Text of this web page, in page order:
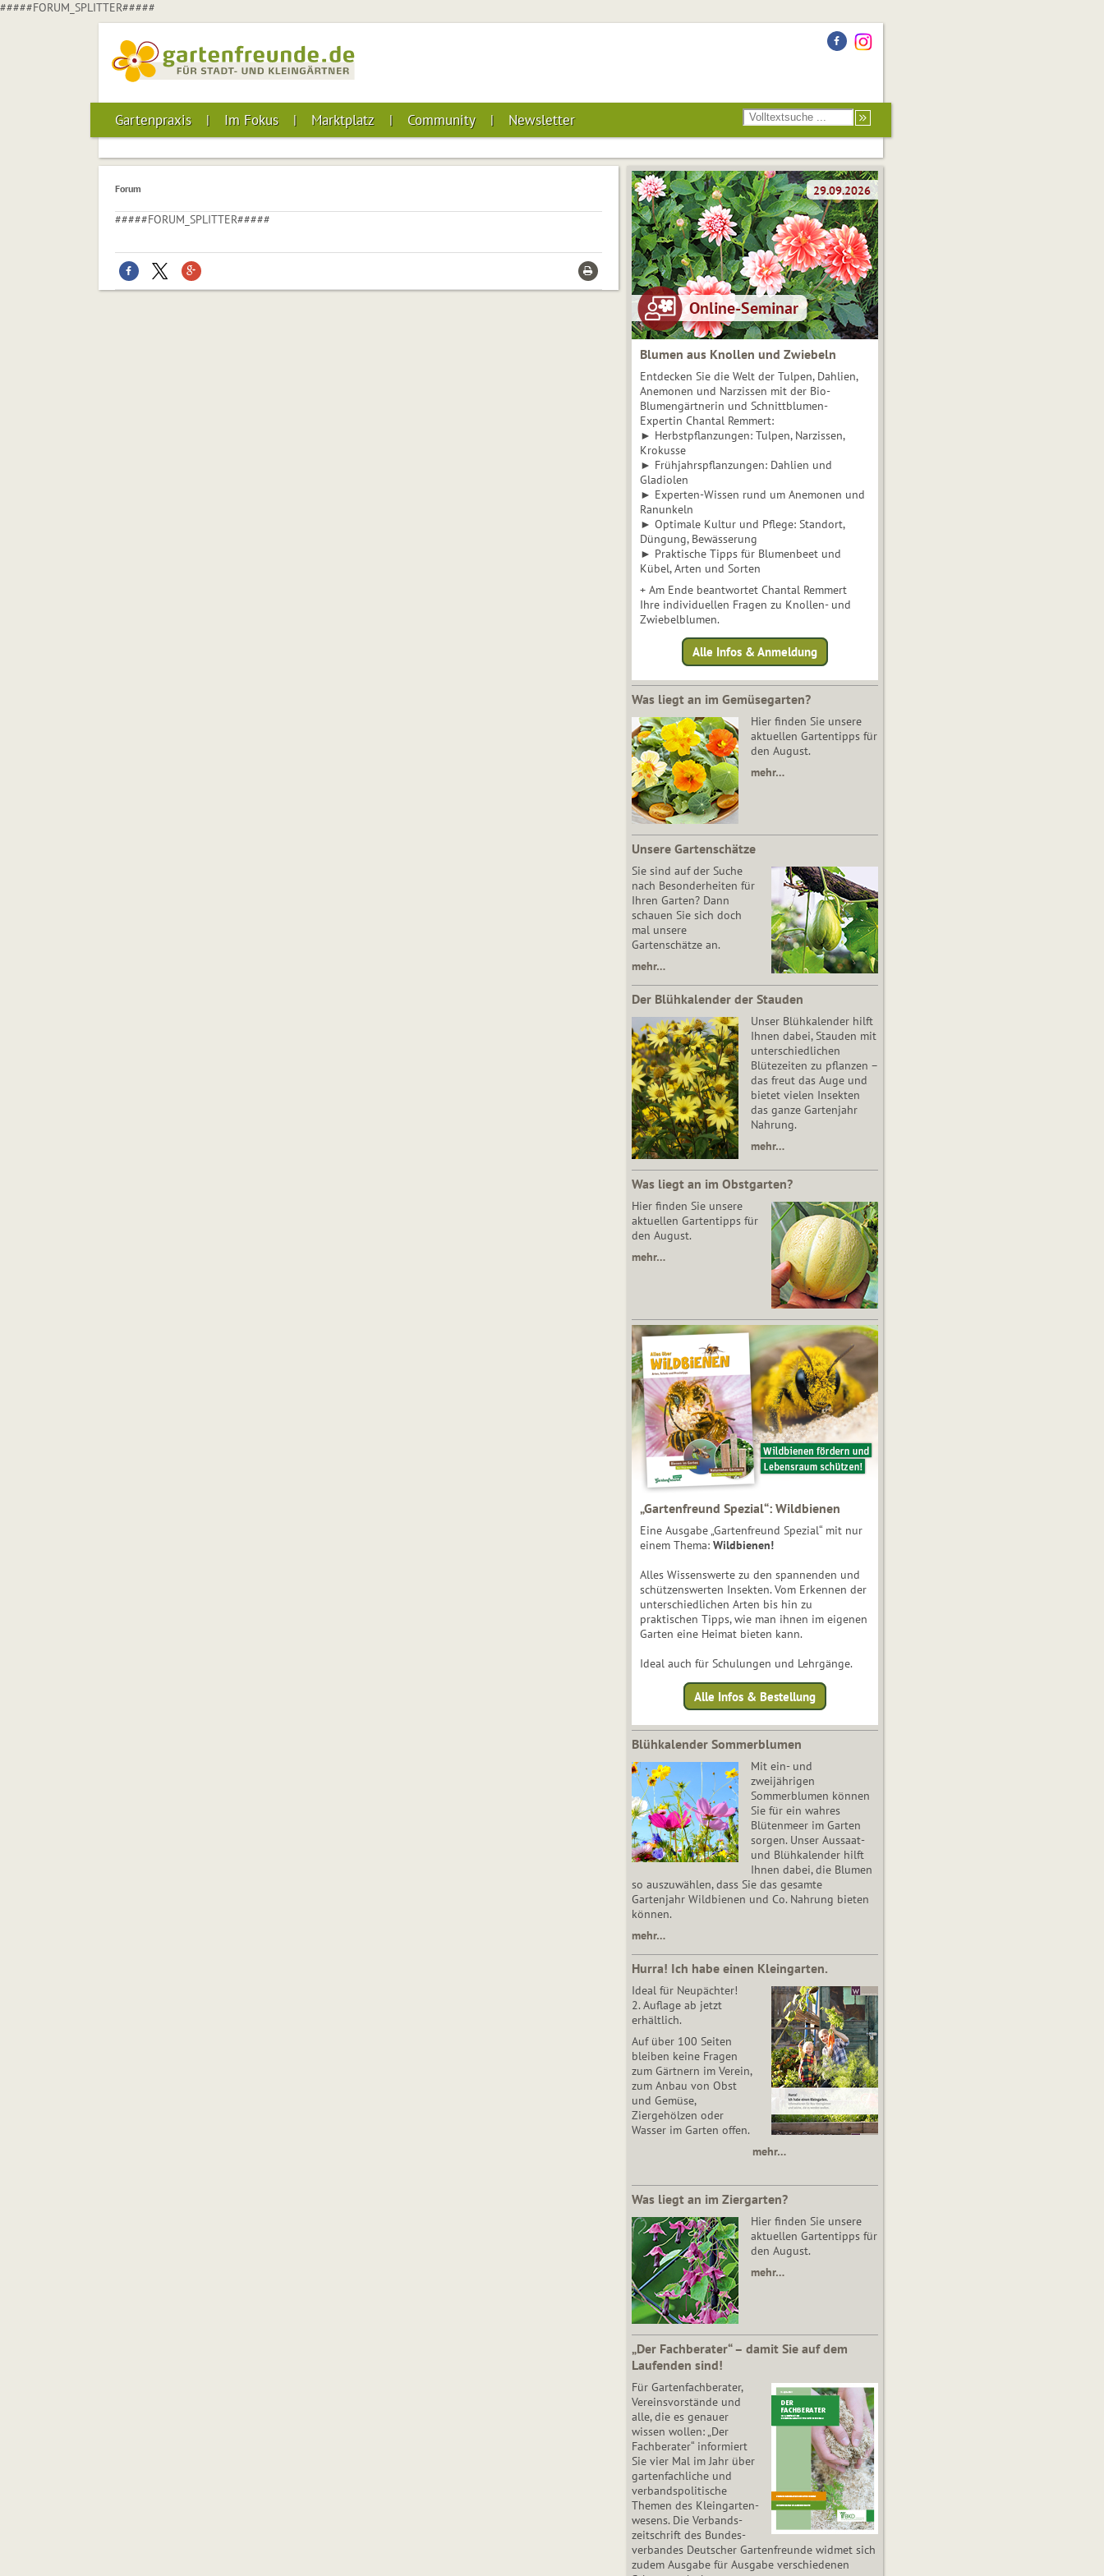
#####FORUM_SPLITTER#####
Gartenpraxis Im Fokus Marktplatz Community Newsletter
Forum
#####FORUM_SPLITTER#####
Blumen aus Knollen und Zwiebeln
Entdecken Sie die Welt der Tulpen, Dahlien,
Anemonen und Narzissen mit der Bio-
Blumengärtnerin und Schnittblumen-
Expertin Chantal Remmert:
► Herbstpflanzungen: Tulpen, Narzissen,
Krokusse
► Frühjahrspflanzungen: Dahlien und
Gladiolen
► Experten-Wissen rund um Anemonen und
Ranunkeln
► Optimale Kultur und Pflege: Standort,
Düngung, Bewässerung
► Praktische Tipps für Blumenbeet und
Kübel, Arten und Sorten
+ Am Ende beantwortet Chantal Remmert
Ihre individuellen Fragen zu Knollen- und
Zwiebelblumen.
Alle Infos & Anmeldung
Was liegt an im Gemüsegarten?
Hier finden Sie unsere
aktuellen Gartentipps für
den August.
mehr…
Unsere Gartenschätze
Sie sind auf der Suche
nach Besonderheiten für
Ihren Garten? Dann
schauen Sie sich doch
mal unsere
Gartenschätze an.
mehr…
Der Blühkalender der Stauden
Unser Blühkalender hilft
Ihnen dabei, Stauden mit
unterschiedlichen
Blütezeiten zu pflanzen –
das freut das Auge und
bietet vielen Insekten
das ganze Gartenjahr
Nahrung.
mehr…
Was liegt an im Obstgarten?
Hier finden Sie unsere
aktuellen Gartentipps für
den August.
mehr…
„Gartenfreund Spezial“: Wildbienen
Eine Ausgabe „Gartenfreund Spezial“ mit nur
einem Thema: Wildbienen!
Alles Wissenswerte zu den spannenden und
schützenswerten Insekten. Vom Erkennen der
unterschiedlichen Arten bis hin zu
praktischen Tipps, wie man ihnen im eigenen
Garten eine Heimat bieten kann.
Ideal auch für Schulungen und Lehrgänge.
Alle Infos & Bestellung
Blühkalender Sommerblumen
Mit ein- und
zweijährigen
Sommerblumen können
Sie für ein wahres
Blütenmeer im Garten
sorgen. Unser Aussaat-
und Blühkalender hilft
Ihnen dabei, die Blumen
so auszuwählen, dass Sie das gesamte
Gartenjahr Wildbienen und Co. Nahrung bieten
können.
mehr…
Hurra! Ich habe einen Kleingarten.
Ideal für Neupächter!
2. Auflage ab jetzt
erhältlich.
Auf über 100 Seiten
bleiben keine Fragen
zum Gärtnern im Verein,
zum Anbau von Obst
und Gemüse,
Ziergehölzen oder
Wasser im Garten offen.
mehr…
Was liegt an im Ziergarten?
Hier finden Sie unsere
aktuellen Gartentipps für
den August.
mehr…
„Der Fachberater“ – damit Sie auf dem
Laufenden sind!
Für Gartenfachberater,
Vereinsvorstände und
alle, die es genauer
wissen wollen: „Der
Fachberater“ informiert
Sie vier Mal im Jahr über
gartenfachliche und
verbandspolitische
Themen des Klein­gar­ten­
wesens. Die Ver­bands­
zeit­schrift des Bun­des­
ver­ban­des Deutscher Gartenfreunde widmet sich
zudem Ausgabe für Ausgabe verschiedenen